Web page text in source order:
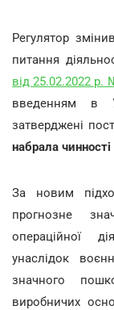
Регулятор
питання
від 25.02.2022 р.
введенням в
затверджені
набрала
За новим
прогнозне
операційної
унаслідок
значного
виробничих